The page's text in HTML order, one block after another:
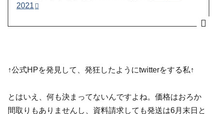
2021
↑公式HPを発見して、発狂したようにtwitterをする私↑
とはいえ、何も決まってないんですよね。価格はおろか
間取りもありませんし、資料請求しても発送は6月末日と